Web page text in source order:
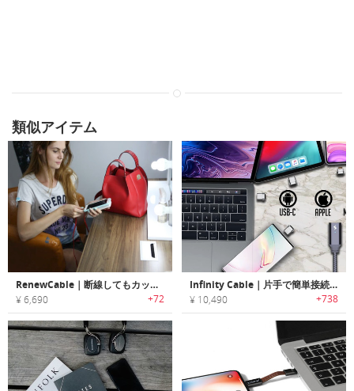
類似アイテム
RenewCable｜断線してもカットして繰り返し再使用可能なUSBケーブル「リニューケーブル」
¥ 6,690 +72
Infinity Cable｜片手で簡単接続できるユニバーサルマグネットケーブル「インフィニティケーブル」
¥ 10,490 +738